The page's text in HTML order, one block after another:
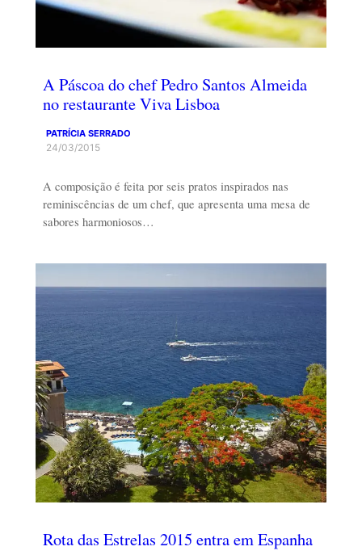
A Páscoa do chef Pedro Santos Almeida
no restaurante Viva Lisboa
PATRÍCIA SERRADO
24/03/2015
A composição é feita por seis pratos inspirados nas
reminiscências de um chef, que apresenta uma mesa de
sabores harmoniosos…
Rota das Estrelas 2015 entra em Espanha